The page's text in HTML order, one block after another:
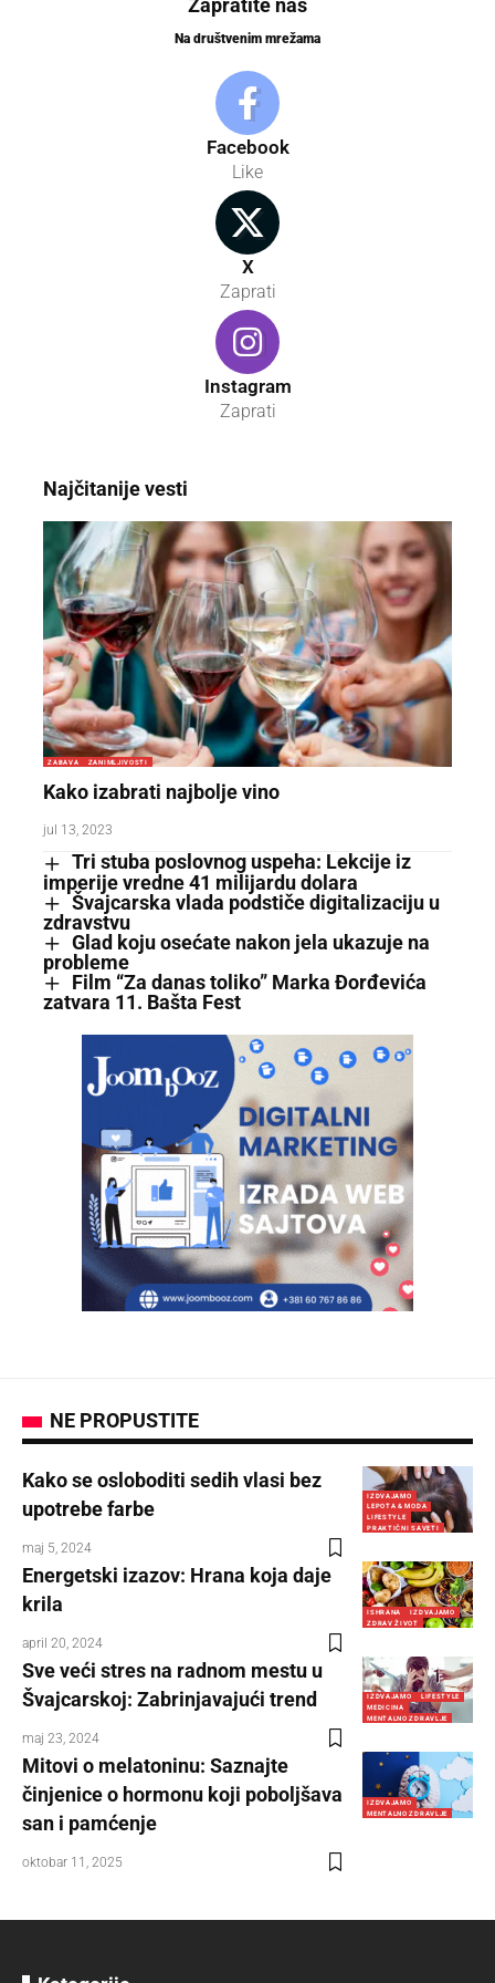
Zapratite nas
Na društvenim mrežama
Facebook
Like
X
Zaprati
Instagram
Zaprati
Najčitanije vesti
ZABAVA ZANIMLJIVOSTI
Kako izabrati najbolje vino
jul 13, 2023
Tri stuba poslovnog uspeha: Lekcije iz
imperije vredne 41 milijardu dolara
Švajcarska vlada podstiče digitalizaciju u
zdravstvu
Glad koju osećate nakon jela ukazuje na
probleme
Film “Za danas toliko” Marka Đorđevića
zatvara 11. Bašta Fest
NE PROPUSTITE
IZDVAJAMO
LEPOTA & MODA
LIFESTYLE
PRAKTIČNI SAVETI
Kako se osloboditi sedih vlasi bez
upotrebe farbe
maj 5, 2024
ISHRANA
IZDVAJAMO
ZDRAV ŽIVOT
Energetski izazov: Hrana koja daje
krila
april 20, 2024
IZDVAJAMO
LIFESTYLE
MEDICINA
MENTALNO ZDRAVLJE
Sve veći stres na radnom mestu u
Švajcarskoj: Zabrinjavajući trend
maj 23, 2024
IZDVAJAMO
MENTALNO ZDRAVLJE
Mitovi o melatoninu: Saznajte
činjenice o hormonu koji poboljšava
san i pamćenje
oktobar 11, 2025